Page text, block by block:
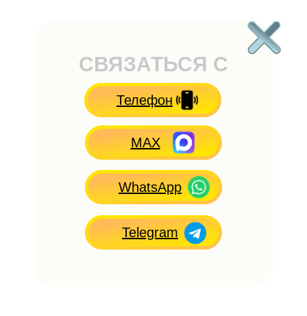
СВЯЗАТЬСЯ С
НАМИ
Telegram
WhatsApp
MAX
Телефон